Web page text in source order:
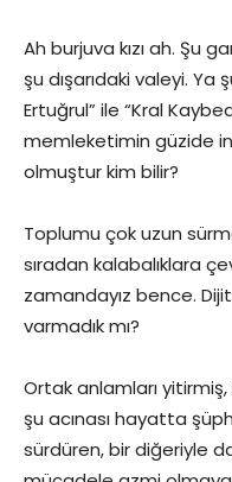
Ah burjuva kızı ah. Şu
şu dışarıdaki valeyi. Ya
Ertuğrul” ile “Kral
memleketimin güzide
olmuştur kim bilir?
Toplumu çok uzun
sıradan kalabalıklara
zamandayız bence.
varmadık mı?
Ortak anlamları
şu acınası hayatta
sürdüren, bir diğeriyle